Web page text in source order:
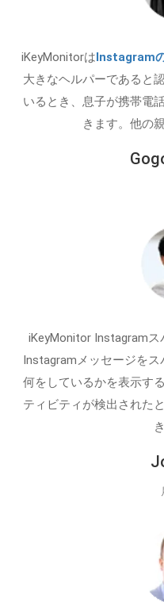
iKeyMonitorはInstagram
大きなヘルパーであると
いるとき、息子が携帯電
きます。他の
iKeyMonitor Instagram
Instagramメッセージを
何をしているかを表示す
ティビティが検出された